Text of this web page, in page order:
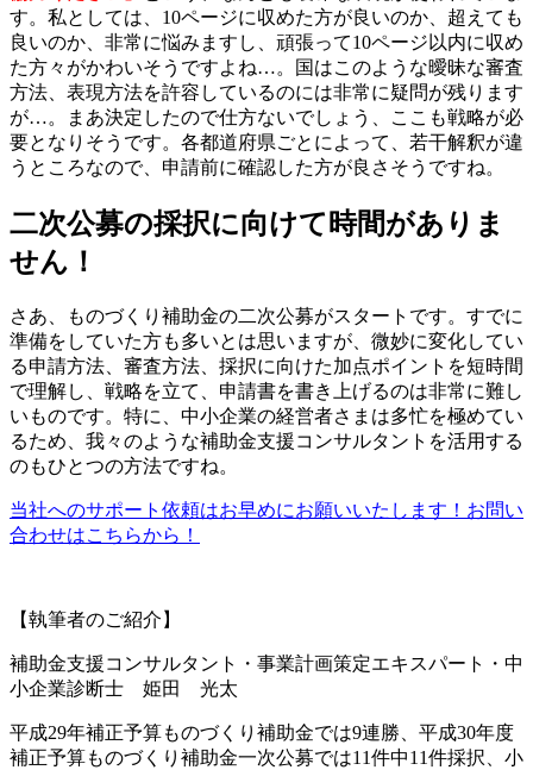
す。私としては、10ページに収めた方が良いのか、超えても
良いのか、非常に悩みますし、頑張って10ページ以内に収め
た方々がかわいそうですよね…。国はこのような曖昧な審査
方法、表現方法を許容しているのには非常に疑問が残ります
が…。まあ決定したので仕方ないでしょう、ここも戦略が必
要となりそうです。各都道府県ごとによって、若干解釈が違
うところなので、申請前に確認した方が良さそうですね。
二次公募の採択に向けて時間がありま
せん！
さあ、ものづくり補助金の二次公募がスタートです。すでに
準備をしていた方も多いとは思いますが、微妙に変化してい
る申請方法、審査方法、採択に向けた加点ポイントを短時間
で理解し、戦略を立て、申請書を書き上げるのは非常に難し
いものです。特に、中小企業の経営者さまは多忙を極めてい
るため、我々のような補助金支援コンサルタントを活用する
のもひとつの方法ですね。
当社へのサポート依頼はお早めにお願いいたします！お問い
合わせはこちらから！
【執筆者のご紹介】
補助金支援コンサルタント・事業計画策定エキスパート・中
小企業診断士 姫田 光太
平成29年補正予算ものづくり補助金では9連勝、平成30年度
補正予算ものづくり補助金一次公募では11件中11件採択、小